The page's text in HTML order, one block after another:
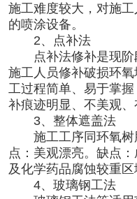
施工难度较大，对施
的喷涂设备。
2、点补法
点补法修补是现阶
施工人员修补破损环
工过程简单、易于掌
补痕迹明显、不美观、
3、整体遮盖法
施工工序同环氧树
点：美观漂亮。缺点
及化学药品腐蚀较重区
4、玻璃钢工法